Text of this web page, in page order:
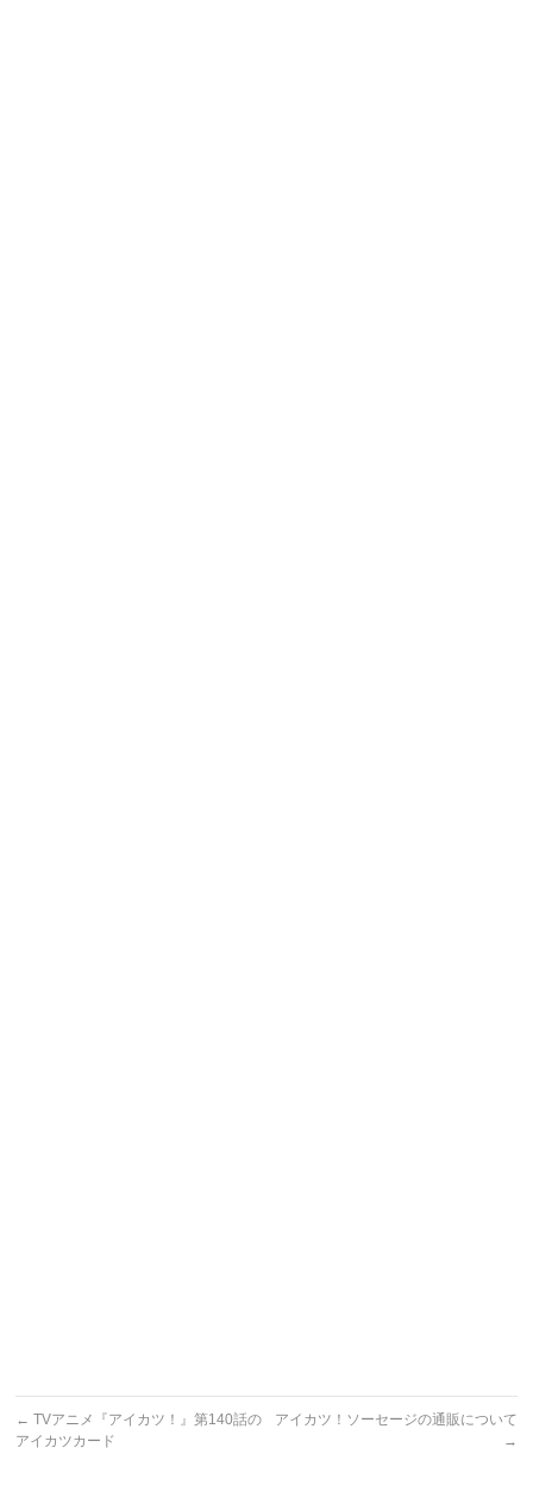
← TVアニメ『アイカツ！』第140話の
アイカツカード
アイカツ！ソーセージの通販について
→